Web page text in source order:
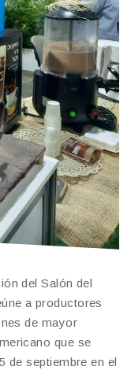
del Salón del
a productores
de mayor
que se
de septiembre en el